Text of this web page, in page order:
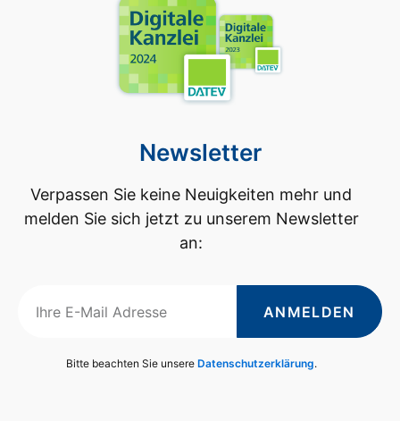
Newsletter
Verpassen Sie keine Neuigkeiten mehr und
melden Sie sich jetzt zu unserem Newsletter
an:
ANMELDEN
Bitte beachten Sie unsere Datenschutzerklärung.